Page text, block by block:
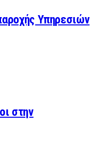
Υπηρεσιών
στην